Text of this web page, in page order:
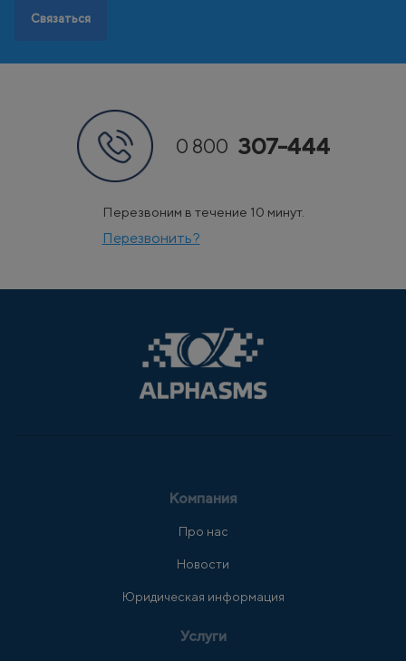
Связаться
0 800 307-444
Перезвоним в течение 10 минут.
Перезвонить?
Компания
Про нас
Новости
Юридическая информация
Услуги